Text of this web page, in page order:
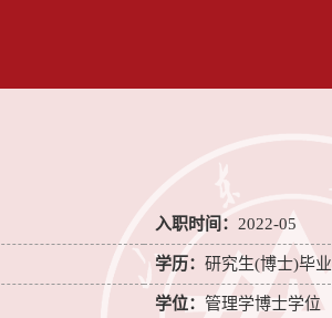
入职时间： 2022-05
学历： 研究生(博士)毕业
学位： 管理学博士学位